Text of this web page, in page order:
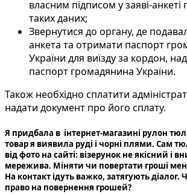
власним підписом у заяві-анкеті
таких даних;
Звернутися до органу, де
анкета та отримати паспорт
України для виїзду за кордон,
паспорт громадянина України.
Також необхідно сплатити
надати документ про його сплату.
Я придбала в інтернет-магазині рулон
товар я виявила руді і чорні плями. Сам
від фото на сайті: візерунок не якісний і
мережива. Міняти чи повертати гроші
На контакт ідуть важко, затягують діалог.
право на повернення грошей?